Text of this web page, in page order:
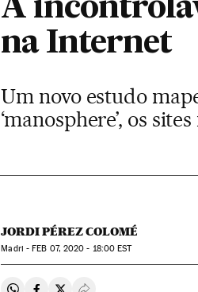
A
na Internet
Um novo estudo
‘manosphere’, os
JORDI PÉREZ COLOMÉ
Madri -FEB 07, 2020 - 18:00 EST